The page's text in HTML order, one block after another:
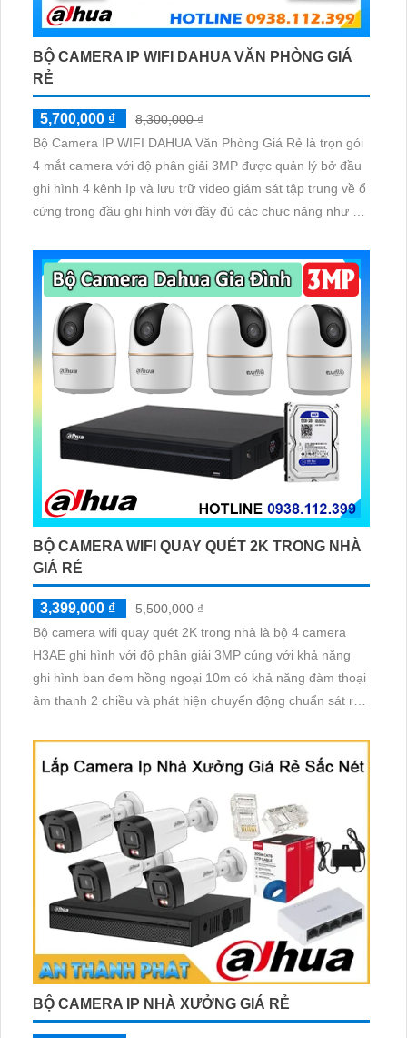
BỘ CAMERA IP WIFI DAHUA VĂN PHÒNG GIÁ
RẺ
5,700,000 ₫
8,300,000 ₫
Bộ Camera IP WIFI DAHUA Văn Phòng Giá Rẻ là trọn gói
4 mắt camera với độ phân giải 3MP được quản lý bở đầu
ghi hình 4 kênh Ip và lưu trữ video giám sát tập trung về ổ
cứng trong đầu ghi hình với đầy đủ các chưc năng như AI
giám sát có màu vào ban đêm
BỘ CAMERA WIFI QUAY QUÉT 2K TRONG NHÀ
GIÁ RẺ
3,399,000 ₫
5,500,000 ₫
Bộ camera wifi quay quét 2K trong nhà là bộ 4 camera
H3AE ghi hình với độ phân giải 3MP cúng với khả năng
ghi hình ban đem hồng ngoại 10m có khả năng đàm thoại
âm thanh 2 chiều và phát hiện chuyển động chuẩn sát rất
giám sát yêu cầu camera vừa có thể giám sát đêm vừa có
thể đàm thoại được âm thanh 2 chiều.
BỘ CAMERA IP NHÀ XƯỞNG GIÁ RẺ